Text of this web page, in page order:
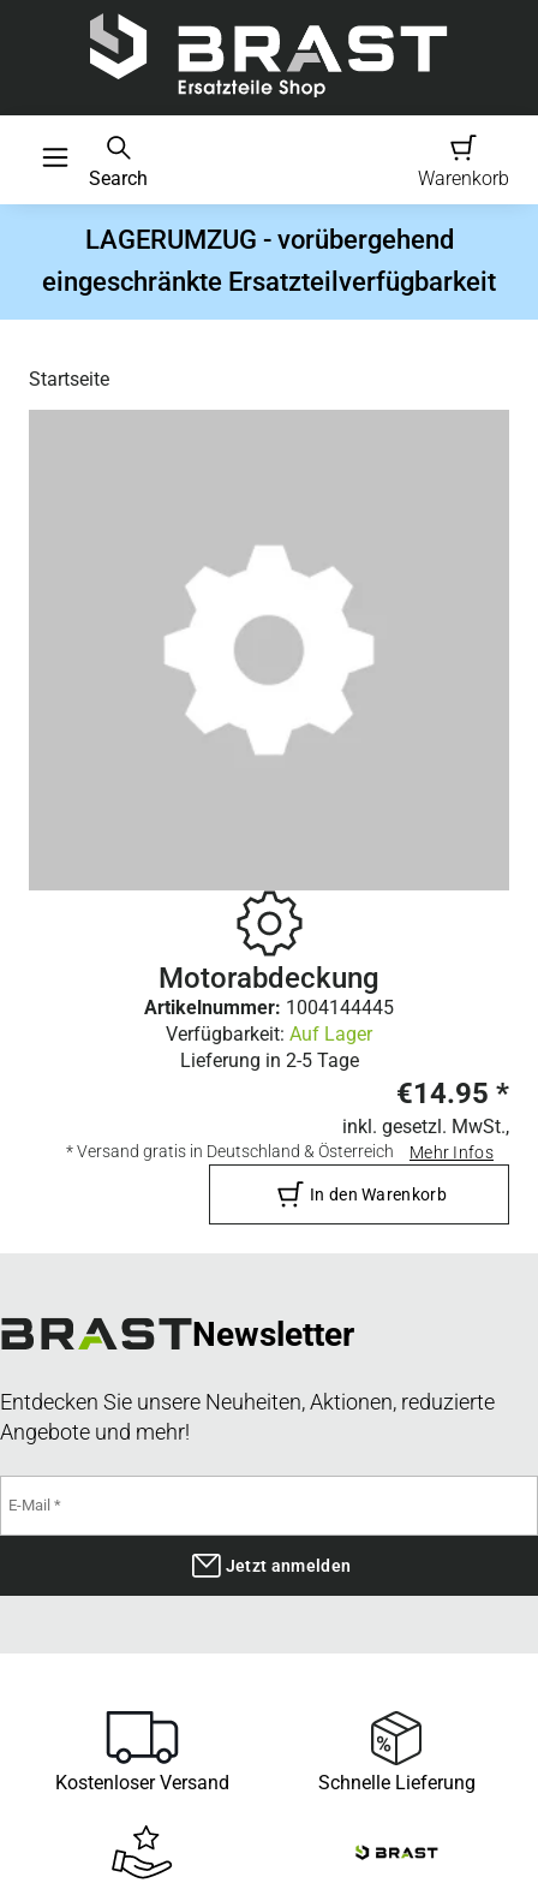
Search Warenkorb
LAGERUMZUG - vorübergehend
eingeschränkte Ersatzteilverfügbarkeit
Startseite
Motorabdeckung
Artikelnummer: 1004144445
Verfügbarkeit: Auf Lager
Lieferung in 2-5 Tage
€14.95 *
inkl. gesetzl. MwSt.,
* Versand gratis in Deutschland & Österreich Mehr Infos
In den Warenkorb
Newsletter
Entdecken Sie unsere Neuheiten, Aktionen, reduzierte
Angebote und mehr!
Jetzt anmelden
Kostenloser Versand Schnelle Lieferung